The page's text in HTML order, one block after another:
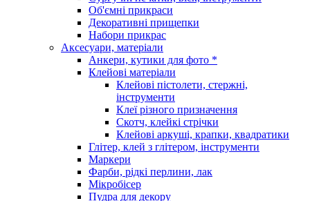
Об'ємні прикраси
Декоративні прищепки
Набори прикрас
Аксесуари, матеріали
Анкери, кутики для фото *
Клейові матеріали
Клейові пістолети, стержні,
інструменти
Клеї різного призначення
Скотч, клейкі стрічки
Клейові аркуші, крапки, квадратики
Глітер, клей з глітером, інструменти
Маркери
Фарби, рідкі перлини, лак
Мікробісер
Пудра для декору